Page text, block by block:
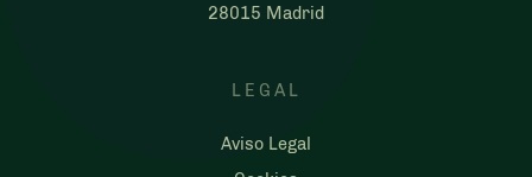
28015 Madrid
LEGAL
Aviso Legal